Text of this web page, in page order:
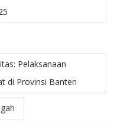
Pelaksanaan
di Provinsi Banten